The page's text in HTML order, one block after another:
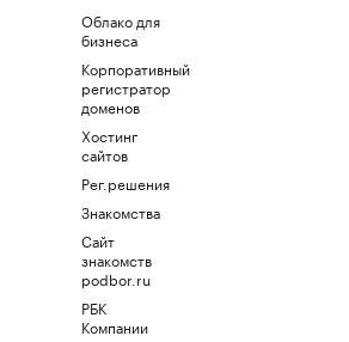
Облако для
бизнеса
Корпоративный
регистратор
доменов
Хостинг
сайтов
Рег.решения
Знакомства
Сайт
знакомств
podbor.ru
РБК
Компании